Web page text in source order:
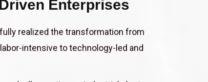
Enterprises
realized the transformation from
intensive to technology-led and